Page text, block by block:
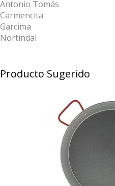
Antonio Tomás
Carmencita
Garcima
Nortindal
Producto Sugerido